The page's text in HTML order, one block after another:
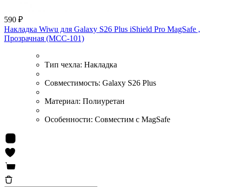
590 ₽
Накладка Wiwu для Galaxy S26 Plus iShield Pro MagSafe ,
Прозрачная (MCC-101)
Тип чехла: Накладка
Совместимость: Galaxy S26 Plus
Материал: Полиуретан
Особенности: Совместим с MagSafe